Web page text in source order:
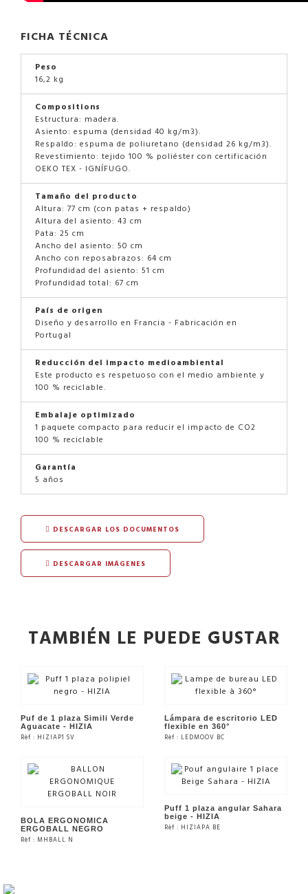
FICHA TÉCNICA
Peso
16,2 kg
Compositions
Estructura: madera.
Asiento: espuma (densidad 40 kg/m3).
Respaldo: espuma de poliuretano (densidad 26 kg/m3).
Revestimiento: tejido 100 % poliéster con certificación
OEKO TEX - IGNÍFUGO.
Tamaño del producto
Altura: 77 cm (con patas + respaldo)
Altura del asiento: 43 cm
Pata: 25 cm
Ancho del asiento: 50 cm
Ancho con reposabrazos: 64 cm
Profundidad del asiento: 51 cm
Profundidad total: 67 cm
País de origen
Diseño y desarrollo en Francia - Fabricación en
Portugal
Reducción del impacto medioambiental
Este producto es respetuoso con el medio ambiente y
100 % reciclable.
Embalaje optimizado
1 paquete compacto para reducir el impacto de CO2
100 % reciclable
Garantía
5 años
DESCARGAR LOS DOCUMENTOS
DESCARGAR IMÁGENES
TAMBIÉN LE PUEDE GUSTAR
VER EL PRODUCTO
Puf de 1 plaza Simili Verde
Aguacate - HIZIA
Rèf : HIZIAP1 SV
VER EL PRODUCTO
Lámpara de escritorio LED
flexible en 360°
Rèf : LEDMOOV BC
BOLA ERGONOMICA
ERGOBALL NEGRO
Rèf : MHBALL N
Puff 1 plaza angular Sahara
beige - HIZIA
Rèf : HIZIAPA BE